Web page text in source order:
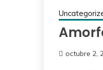
octubre 2,